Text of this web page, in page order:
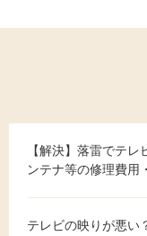
【解決】落雷でテ
ンテナ等の修理費用
テレビの映りが悪い